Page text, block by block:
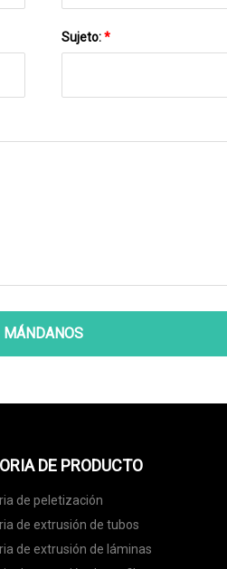
Sujeto:*
MÁNDANOS
DE PRODUCTO
de peletización
de extrusión de tubos
de extrusión de láminas